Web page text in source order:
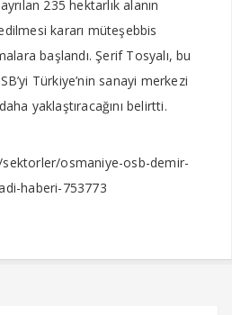
235 hektarlık alanın
kararı müteşebbis
başlandı. Şerif Tosyalı, bu
Türkiye’nin sanayi merkezi
yaklaştıracağını belirtti.
osmaniye-osb-demir-
haberi-753773